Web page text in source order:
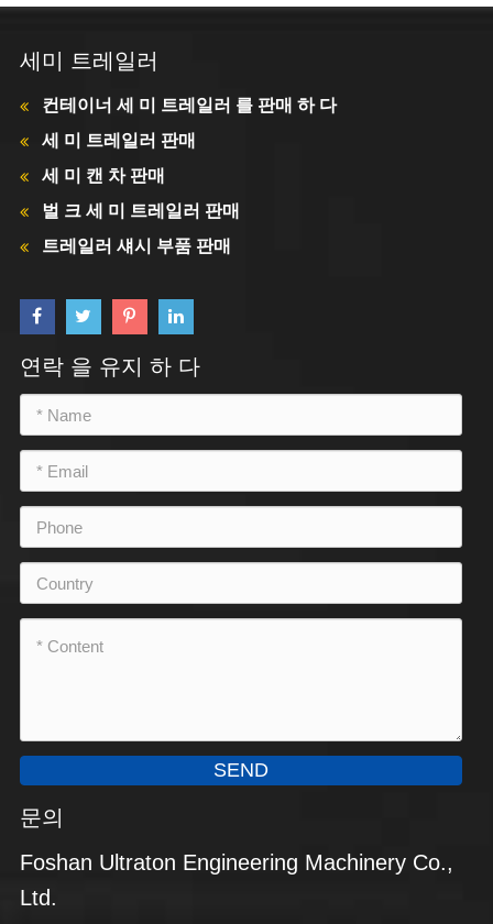
세미 트레일러
컨테이너 세 미 트레일러 를 판매 하 다
세 미 트레일러 판매
세 미 캔 차 판매
벌 크 세 미 트레일러 판매
트레일러 섀시 부품 판매
연락 을 유지 하 다
SEND
문의
Foshan Ultraton Engineering Machinery Co.,
Ltd.